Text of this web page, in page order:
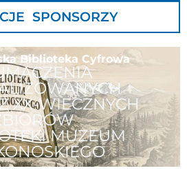
SPONSORZY
Biblioteka Cyfrowa
XX-WIECZNYCH
MUZEUM